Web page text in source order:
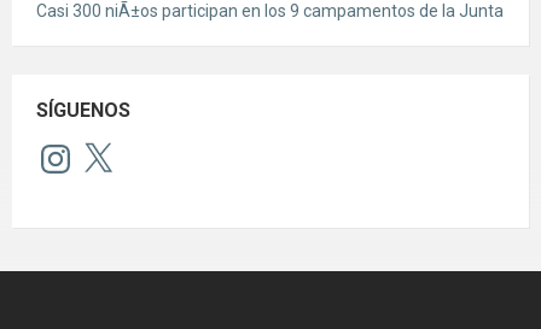
Casi 300 niÃ±os participan en los 9 campamentos de la Junta
SÍGUENOS
Instagram
X